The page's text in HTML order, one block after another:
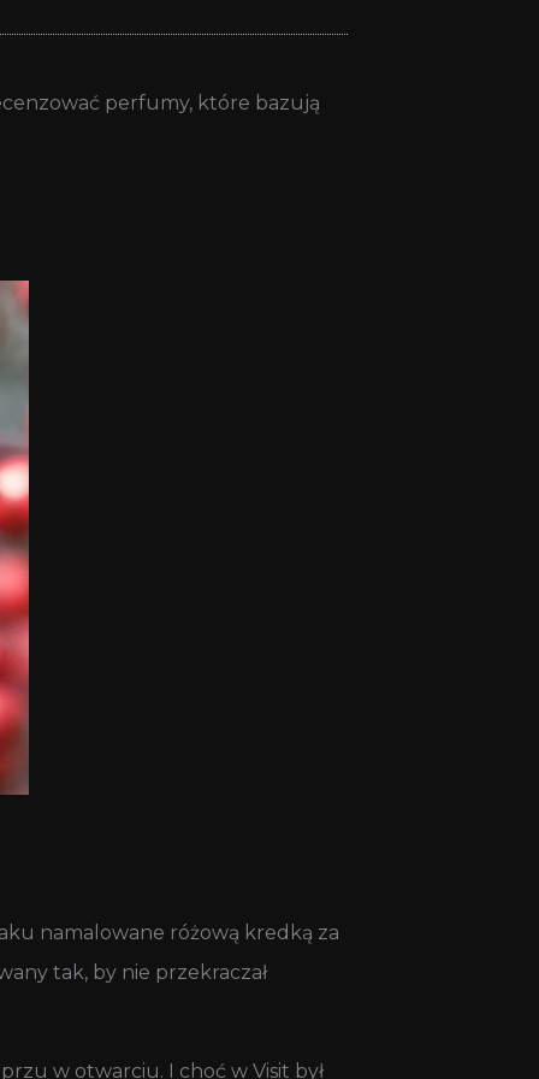
perfumy, które bazują
namalowane różową kredką za
tak, by nie przekraczał
w otwarciu. I choć w Visit był